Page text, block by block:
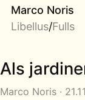
Marco Noris
Libellus/Fulls
Als
Marco Noris ·